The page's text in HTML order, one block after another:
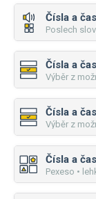
Čísla a
Poslech
Čísla a
Výběr z
Čísla a
Výběr z
Čísla a
Pexeso •